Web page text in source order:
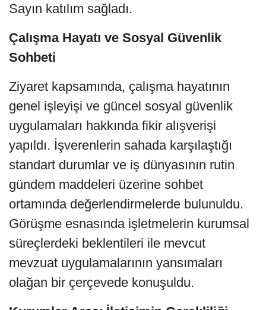
Sayın katılım sağladı.
Çalışma Hayatı ve Sosyal Güvenlik
Sohbeti
Ziyaret kapsamında, çalışma hayatının
genel işleyişi ve güncel sosyal güvenlik
uygulamaları hakkında fikir alışverişi
yapıldı. İşverenlerin sahada karşılaştığı
standart durumlar ve iş dünyasının rutin
gündem maddeleri üzerine sohbet
ortamında değerlendirmelerde bulunuldu.
Görüşme esnasında işletmelerin kurumsal
süreçlerdeki beklentileri ile mevcut
mevzuat uygulamalarının yansımaları
olağan bir çerçevede konuşuldu.